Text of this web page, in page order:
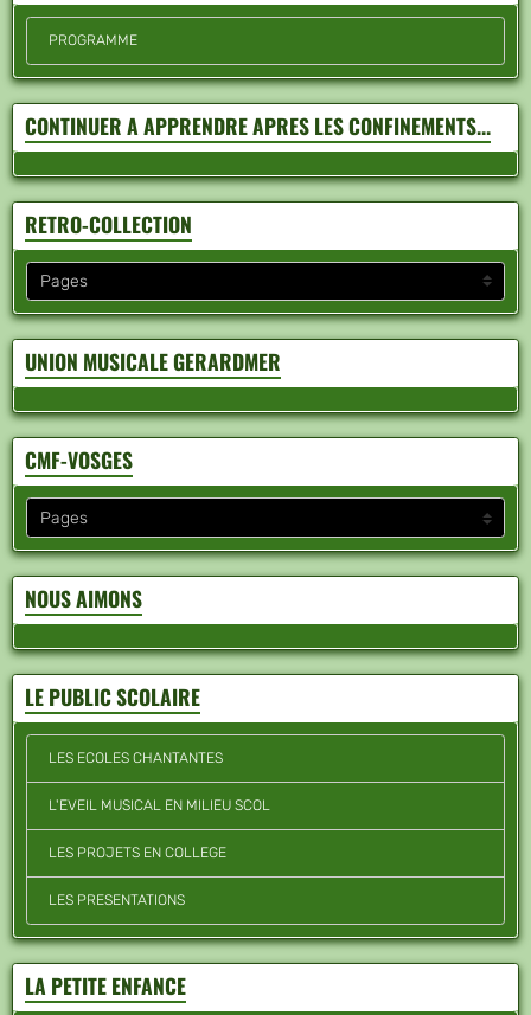
PROGRAMME
CONTINUER A APPRENDRE APRES LES CONFINEMENTS...
RETRO-COLLECTION
UNION MUSICALE GERARDMER
CMF-VOSGES
NOUS AIMONS
LE PUBLIC SCOLAIRE
LES ECOLES CHANTANTES
L'EVEIL MUSICAL EN MILIEU SCOL
LES PROJETS EN COLLEGE
LES PRESENTATIONS
LA PETITE ENFANCE